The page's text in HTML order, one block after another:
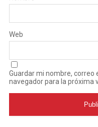
Web
Guardar mi nombre, correo
navegador para la próxima